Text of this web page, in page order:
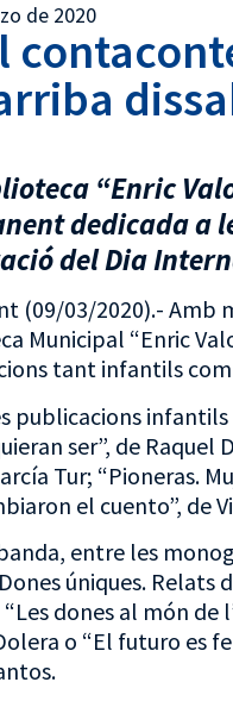
de 2020
“Enric
dedicada a
del Dia
(09/03/2020).- Amb
Municipal “Enric
tant infantils
publicacions
ser”, de Raquel
Tur; “Pioneras.
el cuento”, de
entre les
úniques. Relats
dones al món de
o “El futuro es